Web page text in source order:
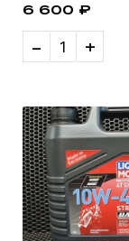
- +
6 600 ₽